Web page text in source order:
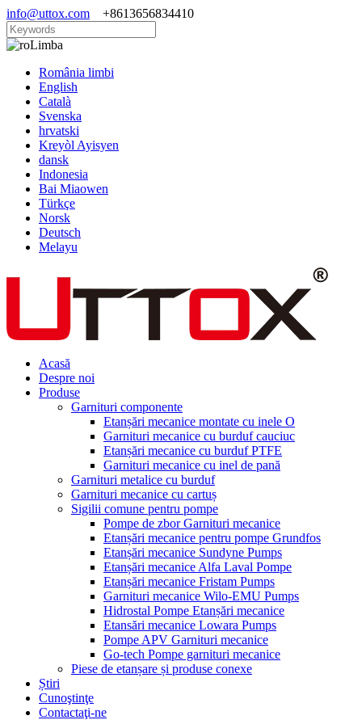
info@uttox.com +8613656834410
Limba
România limbi
English
Català
Svenska
hrvatski
Kreyòl Ayisyen
dansk
Indonesia
Bai Miaowen
Türkçe
Norsk
Deutsch
Melayu
Acasă
Despre noi
Produse
Garnituri componente
Etanșări mecanice montate cu inele O
Garnituri mecanice cu burduf cauciuc
Etanșări mecanice cu burduf PTFE
Garnituri mecanice cu inel de pană
Garnituri metalice cu burduf
Garnituri mecanice cu cartuș
Sigilii comune pentru pompe
Pompe de zbor Garnituri mecanice
Etanșări mecanice pentru pompe Grundfos
Etanșări mecanice Sundyne Pumps
Etanșări mecanice Alfa Laval Pompe
Etanșări mecanice Fristam Pumps
Garnituri mecanice Wilo-EMU Pumps
Hidrostal Pompe Etanșări mecanice
Etansări mecanice Lowara Pumps
Pompe APV Garnituri mecanice
Go-tech Pompe garnituri mecanice
Piese de etanșare și produse conexe
Știri
Cunoştinţe
Contactaţi-ne